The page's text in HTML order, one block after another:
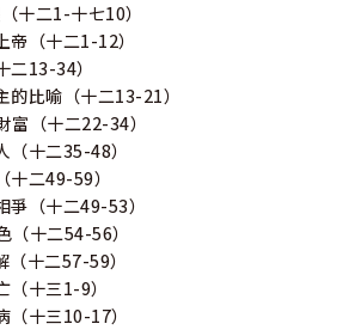
二1-十七10）
十二1-12）
13-34）
喻（十二13-21）
十二22-34）
十二35-48）
二49-59）
十二49-53）
二54-56）
二57-59）
十三1-9）
十三10-17）